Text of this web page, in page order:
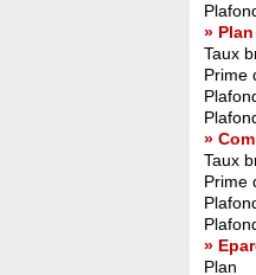
»
Taux
Prime
»
Taux
Prime
»
Plan